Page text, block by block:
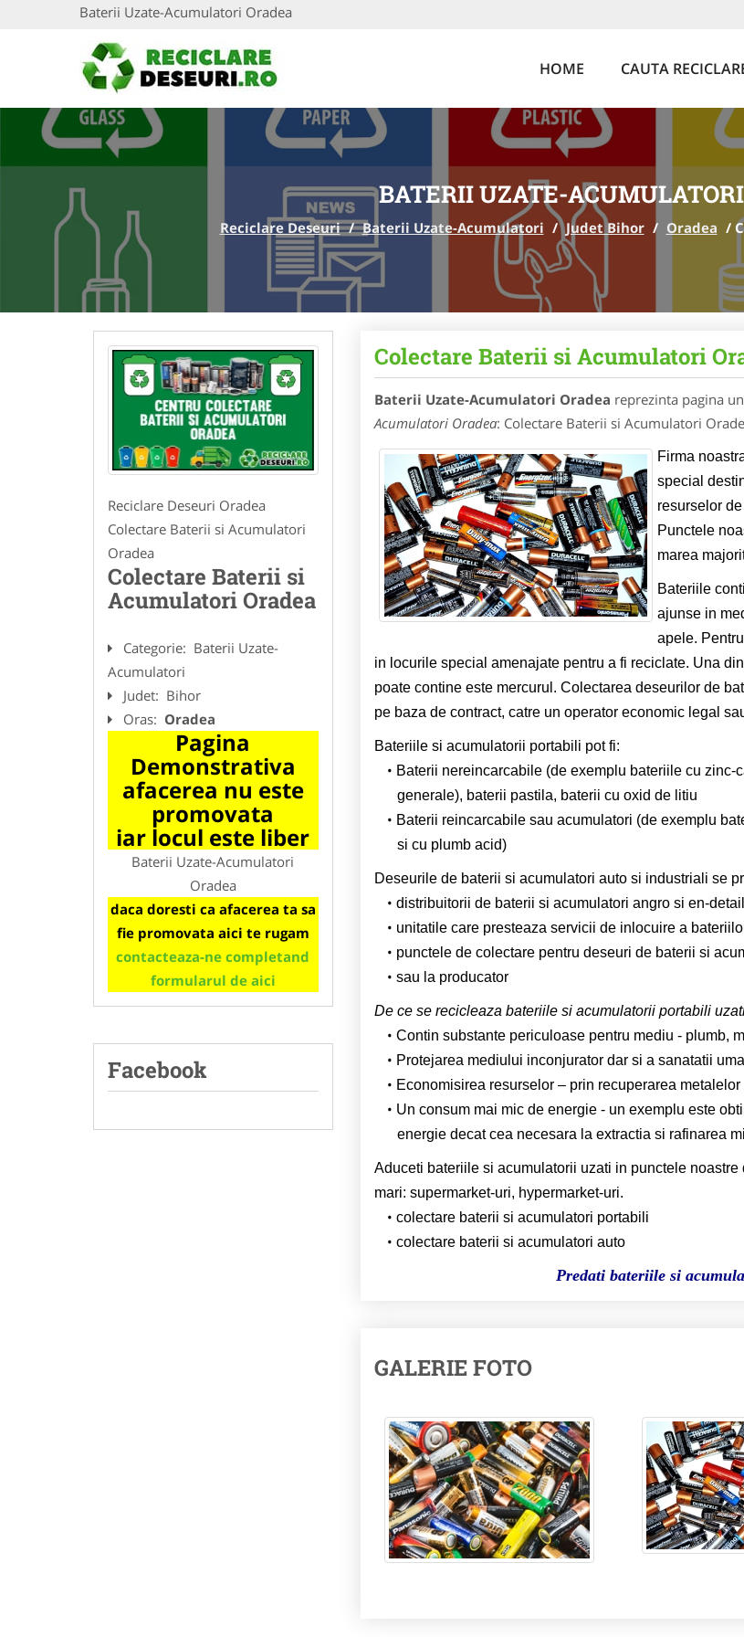
Baterii Uzate-Acumulatori Oradea
HOME CAUTA
BATERII UZATE-
Reciclare Deseuri / Baterii Uzate-Acumulatori / Judet Bihor / Oradea /
Reciclare Deseuri Oradea
Colectare Baterii si Acumulatori
Oradea
Colectare Baterii si
Acumulatori Oradea
Categorie: Baterii Uzate-
Acumulatori
Judet: Bihor
Oras: Oradea
Pagina
Demonstrativa
afacerea nu este
promovata
iar locul este liber
Baterii Uzate-Acumulatori
Oradea
daca doresti ca afacerea ta sa
fie promovata aici te rugam
contacteaza-ne completand
formularul de aici
Facebook
Colectare Baterii si Acumulatori
Baterii Uzate-Acumulatori Oradea reprezinta pagina
Acumulatori Oradea: Colectare Baterii si Acumulatori
Firma
special
resurselor
Punctele
marea
Bateriile
ajunse in
apele.
in locurile special amenajate pentru a fi reciclate. Una
poate contine este mercurul. Colectarea deseurilor de
pe baza de contract, catre un operator economic legal
Bateriile si acumulatorii portabili pot fi:
Baterii nereincarcabile (de exemplu bateriile cu
generale), baterii pastila, baterii cu oxid de litiu
Baterii reincarcabile sau acumulatori (de exemplu
si cu plumb acid)
Deseurile de baterii si acumulatori auto si industriali se
distribuitorii de baterii si acumulatori angro si en-detail
unitatile care presteaza servicii de inlocuire a
punctele de colectare pentru deseuri de baterii si
sau la producator
De ce se recicleaza bateriile si acumulatorii portabili
Contin substante periculoase pentru mediu - plumb,
Protejarea mediului inconjurator dar si a sanatatii
Economisirea resurselor – prin recuperarea
Un consum mai mic de energie - un exemplu este
energie decat cea necesara la extractia si rafinarea
Aduceti bateriile si acumulatorii uzati in punctele
mari: supermarket-uri, hypermarket-uri.
colectare baterii si acumulatori portabili
colectare baterii si acumulatori auto
Predati bateriile si
GALERIE FOTO